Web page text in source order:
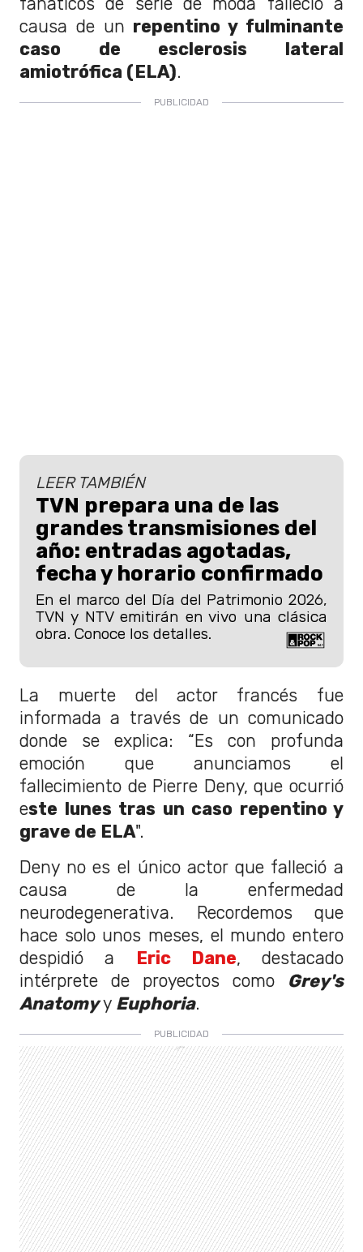
causa de un repentino y fulminante
caso de esclerosis lateral
amiotrófica (ELA).
LEER TAMBIÉN
TVN prepara una de las
grandes transmisiones del
año: entradas agotadas,
fecha y horario confirmado
En el marco del Día del Patrimonio 2026,
TVN y NTV emitirán en vivo una clásica
obra. Conoce los detalles.
La muerte del actor francés fue
informada a través de un comunicado
donde se explica: “Es con profunda
emoción que anunciamos el
fallecimiento de Pierre Deny, que ocurrió
este lunes tras un caso repentino y
grave de ELA".
Deny no es el único actor que falleció a
causa de la enfermedad
neurodegenerativa. Recordemos que
hace solo unos meses, el mundo entero
despidió a Eric Dane, destacado
intérprete de proyectos como Grey's
Anatomyy Euphoria.